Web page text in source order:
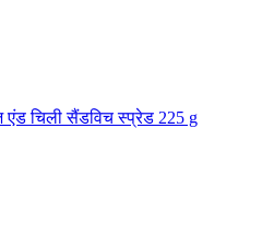
चिली सैंडविच स्प्रेड 225 g